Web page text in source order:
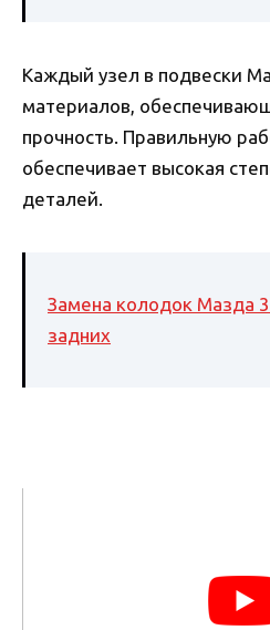
Каждый узел в подвески
материалов,
прочность. Правильную
обеспечивает высокая
деталей.
Замена колодок Мазда
задних